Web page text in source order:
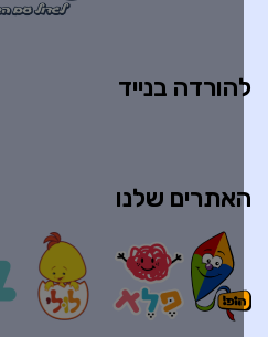
בנייד
שלנו